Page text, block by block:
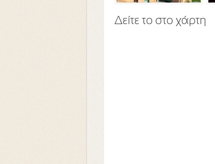
Δείτε το στο χάρτη